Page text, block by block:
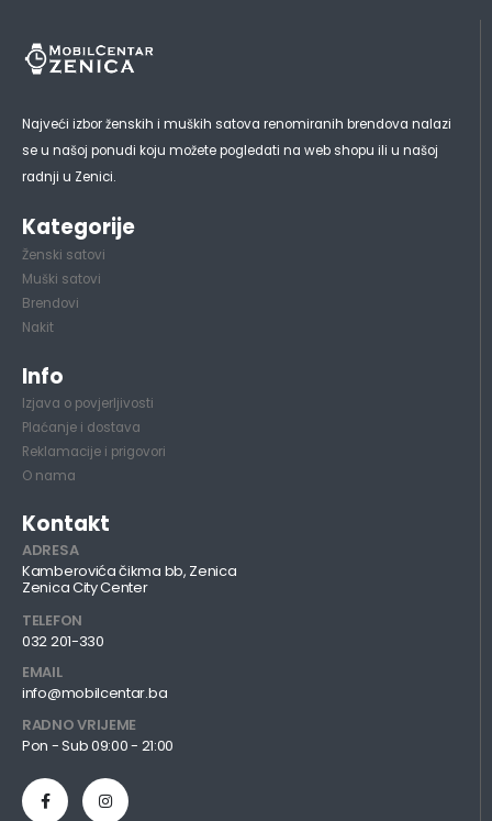
Najveći izbor ženskih i muških satova renomiranih brendova nalazi
se u našoj ponudi koju možete pogledati na web shopu ili u našoj
radnji u Zenici.
Kategorije
Ženski satovi
Muški satovi
Brendovi
Nakit
Info
Izjava o povjerljivosti
Plaćanje i dostava
Reklamacije i prigovori
O nama
Kontakt
ADRESA
Kamberovića čikma bb, Zenica
Zenica City Center
TELEFON
032 201-330
EMAIL
info@mobilcentar.ba
RADNO VRIJEME
Pon - Sub 09:00 - 21:00